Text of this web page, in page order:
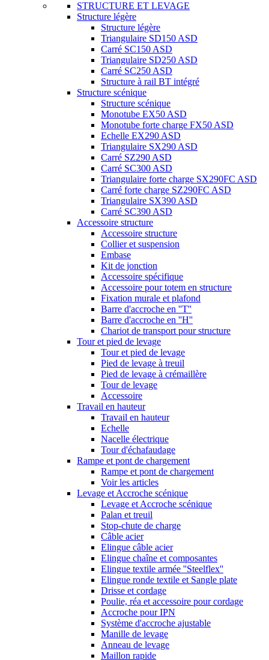
STRUCTURE ET LEVAGE
Structure légère
Structure légère
Triangulaire SD150 ASD
Carré SC150 ASD
Triangulaire SD250 ASD
Carré SC250 ASD
Structure à rail BT intégré
Structure scénique
Structure scénique
Monotube EX50 ASD
Monotube forte charge FX50 ASD
Echelle EX290 ASD
Triangulaire SX290 ASD
Carré SZ290 ASD
Carré SC300 ASD
Triangulaire forte charge SX290FC ASD
Carré forte charge SZ290FC ASD
Triangulaire SX390 ASD
Carré SC390 ASD
Accessoire structure
Accessoire structure
Collier et suspension
Embase
Kit de jonction
Accessoire spécifique
Accessoire pour totem en structure
Fixation murale et plafond
Barre d'accroche en ''T''
Barre d'accroche en ''H''
Chariot de transport pour structure
Tour et pied de levage
Tour et pied de levage
Pied de levage à treuil
Pied de levage à crémaillère
Tour de levage
Accessoire
Travail en hauteur
Travail en hauteur
Echelle
Nacelle électrique
Tour d'échafaudage
Rampe et pont de chargement
Rampe et pont de chargement
Voir les articles
Levage et Accroche scénique
Levage et Accroche scénique
Palan et treuil
Stop-chute de charge
Câble acier
Elingue câble acier
Elingue chaîne et composantes
Elingue textile armée ''Steelflex''
Elingue ronde textile et Sangle plate
Drisse et cordage
Poulie, réa et accessoire pour cordage
Accroche pour IPN
Système d'accroche ajustable
Manille de levage
Anneau de levage
Maillon rapide